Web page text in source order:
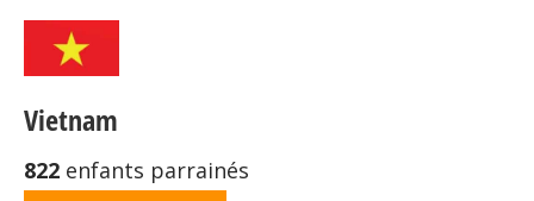
Vietnam
822 enfants parrainés